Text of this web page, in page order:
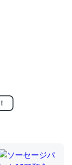
編来た
2023/03/27
収されないけ